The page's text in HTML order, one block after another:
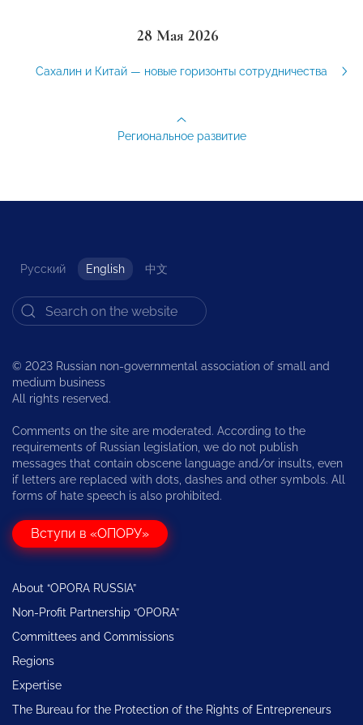
28 Мая 2026
Сахалин и Китай — новые горизонты сотрудничества
Региональное развитие
Русский English 中文
© 2023 Russian non-governmental association of small and
medium business
All rights reserved.
Comments on the site are moderated. According to the
requirements of Russian legislation, we do not publish
messages that contain obscene language and/or insults, even
if letters are replaced with dots, dashes and other symbols. All
forms of hate speech is also prohibited.
Вступи в «ОПОРУ»
About “OPORA RUSSIA”
Non-Profit Partnership “OPORA”
Committees and Commissions
Regions
Expertise
The Bureau for the Protection of the Rights of Entrepreneurs